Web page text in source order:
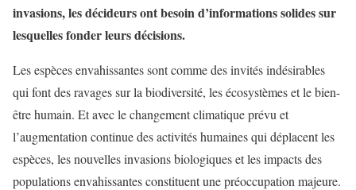
invasions, les décideurs ont besoin d’informations solides sur
lesquelles fonder leurs décisions.
Les espèces envahissantes sont comme des invités indésirables
qui font des ravages sur la biodiversité, les écosystèmes et le bien-
être humain. Et avec le changement climatique prévu et
l’augmentation continue des activités humaines qui déplacent les
espèces, les nouvelles invasions biologiques et les impacts des
populations envahissantes constituent une préoccupation majeure.